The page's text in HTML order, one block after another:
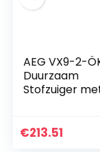
AEG VX9-2-
Duurzaam
Stofzuiger
Stille stofzuiger,
€213.51